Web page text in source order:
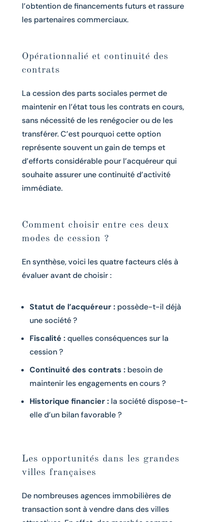
l’obtention de financements futurs et rassure
les partenaires commerciaux.
Opérationnalié et continuité des
contrats
La cession des parts sociales permet de
maintenir en l’état tous les contrats en cours,
sans nécessité de les renégocier ou de les
transférer. C’est pourquoi cette option
représente souvent un gain de temps et
d’efforts considérable pour l’acquéreur qui
souhaite assurer une continuité d’activité
immédiate.
Comment choisir entre ces deux
modes de cession ?
En synthèse, voici les quatre facteurs clés à
évaluer avant de choisir :
Statut de l’acquéreur :possède-t-il déjà
une société ?
Fiscalité :quelles conséquences sur la
cession ?
Continuité des contrats :besoin de
maintenir les engagements en cours ?
Historique financier :la société dispose-t-
elle d’un bilan favorable ?
Les opportunités dans les grandes
villes françaises
De nombreuses agences immobilières de
transaction sont à vendre dans des villes